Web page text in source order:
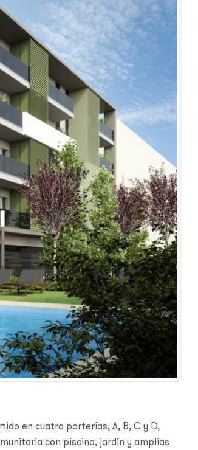
en cuatro porterías, A, B, C y D,
con piscina, jardín y amplias